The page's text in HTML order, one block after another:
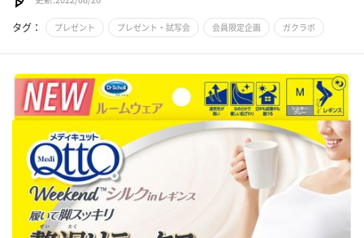
タグ： プレゼント プレゼント・試写会 会員限定企画 ガクラボ